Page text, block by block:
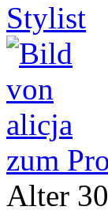
Stylist
zum
Alter